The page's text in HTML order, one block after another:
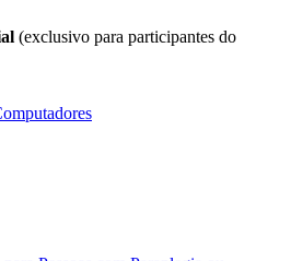
(exclusivo para participantes do